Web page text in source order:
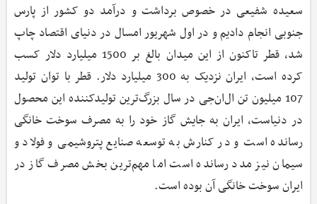
سعیده شفیعی در خصوص برداشت و درآمد دو کشور از پارس
جنوبی انجام دادیم و در اول شهریور امسال در دنیای اقتصاد چاپ
شد، قطر تاکنون از این میدان بالغ بر 1500 میلیارد دلار کسب
کرده است، ایران نزدیک به 300 میلیارد دلار. قطر با توان تولید
107 میلیون تن ال‌ان‌جی در سال بزرگ‌ترین تولیدکننده این محصول
در دنیاست، ایران به جایش گاز خود را به مصرف سوخت خانگی
رسانده است و در کنارش به توسعه صنایع پتروشیمی و فولاد و
سیمان نیز مدد رسانده است اما مهم‌ترین بخش مصرف گاز در
ایران سوخت خانگی آن بوده است.